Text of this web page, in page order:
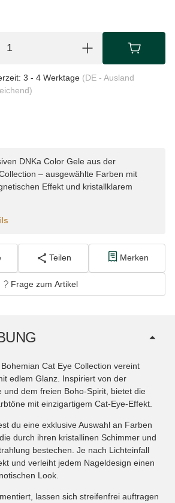
3 - 4 Werktage (DE - Ausland
DNKa Color Gele aus der
– ausgewählte Farben mit
Effekt und kristallklarem
Teilen Merken
Frage zum Artikel
Cat Eye Collection vereint
edlem Glanz. Inspiriert von der
und dem freien Boho-Spirit, bietet die
mit einzigartigem Cat-Eye-Effekt.
du eine exklusive Auswahl an Farben
durch ihren kristallinen Schimmer und
bestechen. Je nach Lichteinfall
und verleiht jedem Nageldesign einen
Look.
lassen sich streifenfrei auftragen